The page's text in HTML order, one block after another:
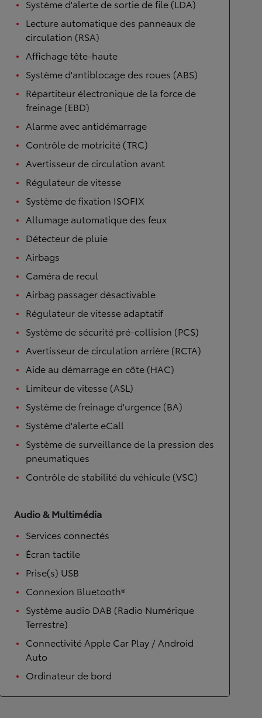
Système d'alerte de sortie de file (LDA)
Lecture automatique des panneaux de
circulation (RSA)
Affichage tête-haute
Système d'antiblocage des roues (ABS)
Répartiteur électronique de la force de
freinage (EBD)
Alarme avec antidémarrage
Contrôle de motricité (TRC)
Avertisseur de circulation avant
Régulateur de vitesse
Système de fixation ISOFIX
Allumage automatique des feux
Détecteur de pluie
Airbags
Caméra de recul
Airbag passager désactivable
Régulateur de vitesse adaptatif
Système de sécurité pré-collision (PCS)
Avertisseur de circulation arrière (RCTA)
Aide au démarrage en côte (HAC)
Limiteur de vitesse (ASL)
Système de freinage d'urgence (BA)
Système d'alerte eCall
Système de surveillance de la pression des
pneumatiques
Contrôle de stabilité du véhicule (VSC)
Audio & Multimédia
Services connectés
Écran tactile
Prise(s) USB
Connexion Bluetooth®
Système audio DAB (Radio Numérique
Terrestre)
Connectivité Apple Car Play / Android
Auto
Ordinateur de bord